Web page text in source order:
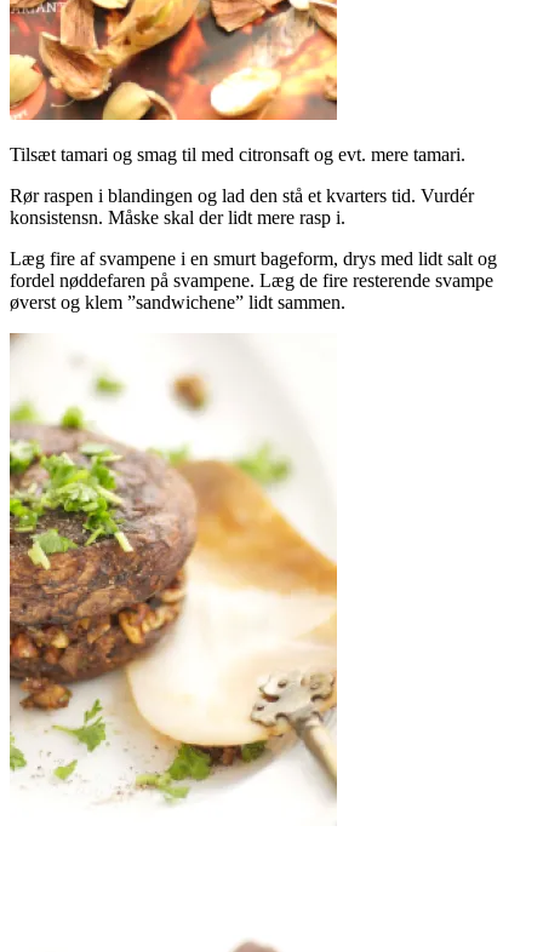
Tilsæt tamari og smag til med citronsaft og evt. mere tamari.
Rør raspen i blandingen og lad den stå et kvarters tid. Vurdér
konsistensn. Måske skal der lidt mere rasp i.
Læg fire af svampene i en smurt bageform, drys med lidt salt og
fordel nøddefaren på svampene. Læg de fire resterende svampe
øverst og klem ”sandwichene” lidt sammen.